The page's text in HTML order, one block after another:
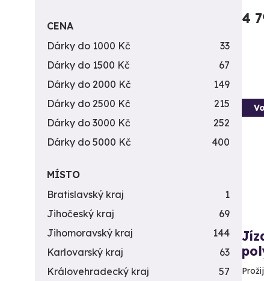
4
CENA
Dárky do 1000 Kč
33
Dárky do 1500 Kč
67
Dárky do 2000 Kč
149
Dárky do 2500 Kč
215
Dárky do 3000 Kč
252
Dárky do 5000 Kč
400
MÍSTO
Bratislavský kraj
1
Jihočeský kraj
69
Jihomoravský kraj
144
Karlovarský kraj
63
Královehradecký kraj
57